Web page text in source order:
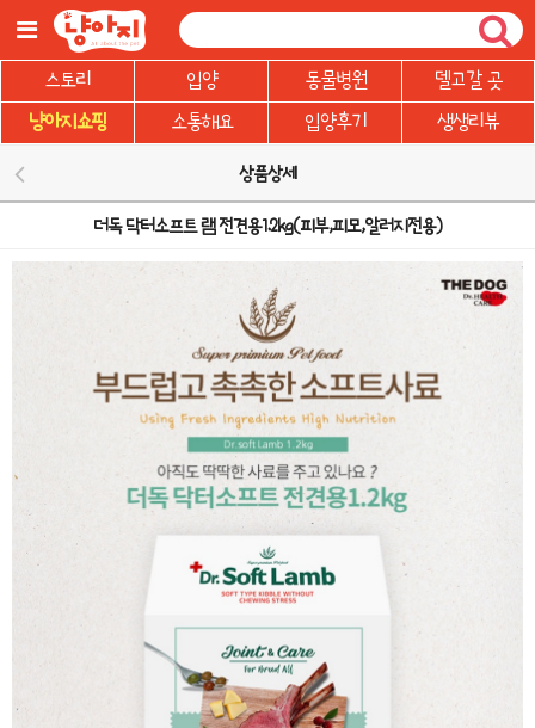
주
요
뛰
스토리 입양 동물병원
델고갈 곳
냥아지쇼핑
소통해요 입양후기 생생리뷰
상품상세
더독 닥터소프트 램 전견용1.2kg(피부,피모,알러지전용)